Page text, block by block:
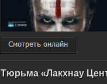
Тюрьма «Лакхнау